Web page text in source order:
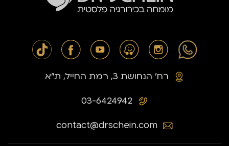
03-6424942
רח׳ הנחושת 3, רמת החייל, ת״א
contact@drschein.com